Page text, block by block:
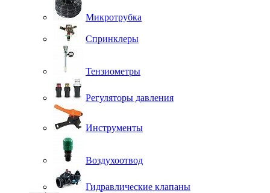
Микротрубка
Спринклеры
Тензиометры
Регуляторы давления
Инструменты
Воздухоотвод
Гидравлические клапаны